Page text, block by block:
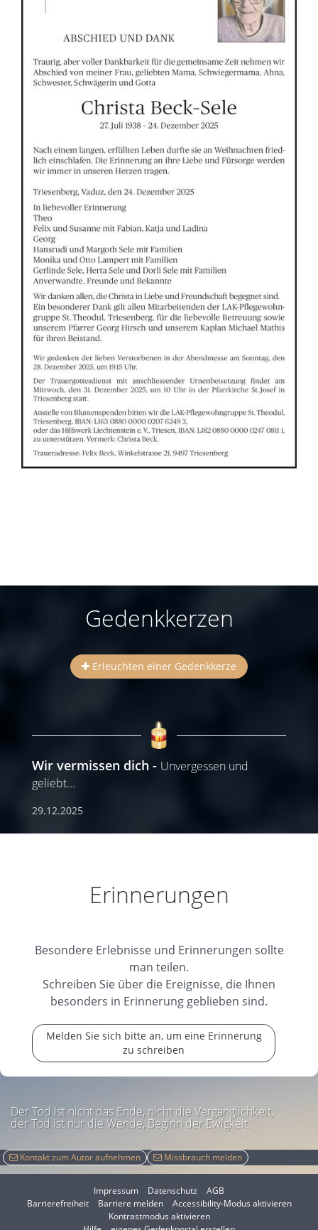
Gedenkkerzen
Erleuchten einer Gedenkkerze
Wir vermissen dich
Unvergessen und
geliebt...
29.12.2025
Erinnerungen
Besondere Erlebnisse und Erinnerungen sollte
man teilen.
Schreiben Sie über die Ereignisse, die Ihnen
besonders in Erinnerung geblieben sind.
Melden Sie sich bitte an, um eine Erinnerung
zu schreiben
Der Tod ist nicht das Ende, nicht die Vergänglichkeit,
der Tod ist nur die Wende, Beginn der Ewigkeit.
Kontakt zum Autor aufnehmen Missbrauch melden
Impressum Datenschutz
AGB
Barrierefreiheit
Barriere melden
I
m
Accessibility-Modus aktivieren
IKontrastmodus aktivieren